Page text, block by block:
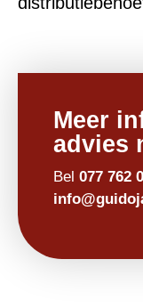
Meer
advies
Bel 077 762